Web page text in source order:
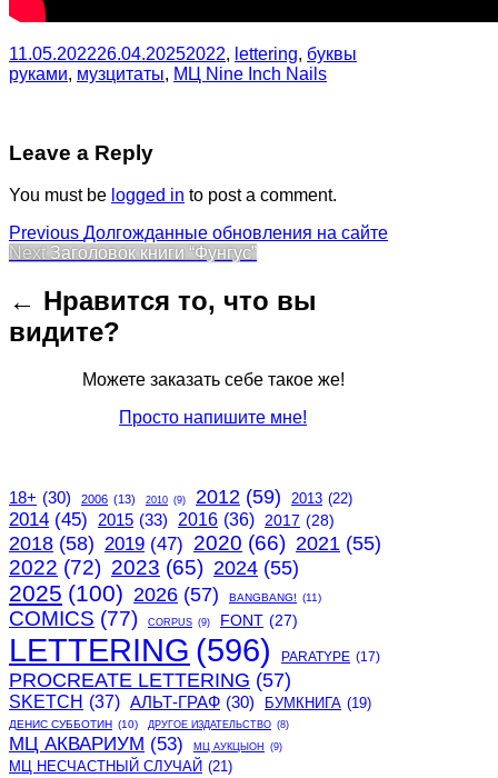
11.05.202226.04.20252022, lettering, буквы
руками, музцитаты, МЦ Nine Inch Nails
Leave a Reply
You must be logged in to post a comment.
Post
navigation
Previous Previous
post:
Долгожданные обновления на сайте
Next Next
Заголовок книги “Фунгус”
← Нравится то, что вы
видите?
Можете заказать себе такое же!
Просто напишите мне!
18+ (30) 2006 (13) 2010 (9) 2012 (59) 2013 (22)
2014 (45) 2015 (33) 2016 (36) 2017 (28)
2018 (58) 2019 (47) 2020 (66) 2021 (55)
2022 (72) 2023 (65) 2024 (55)
2025 (100) 2026 (57) BANGBANG! (11)
COMICS (77) CORPUS (9) FONT (27)
LETTERING (596) PARATYPE (17)
PROCREATE LETTERING (57)
SKETCH (37) АЛЬТ-ГРАФ (30) БУМКНИГА (19)
ДЕНИС СУББОТИН (10) ДРУГОЕ ИЗДАТЕЛЬСТВО (8)
МЦ АКВАРИУМ (53) МЦ АУКЦЫОН (9)
МЦ НЕСЧАСТНЫЙ СЛУЧАЙ (21)